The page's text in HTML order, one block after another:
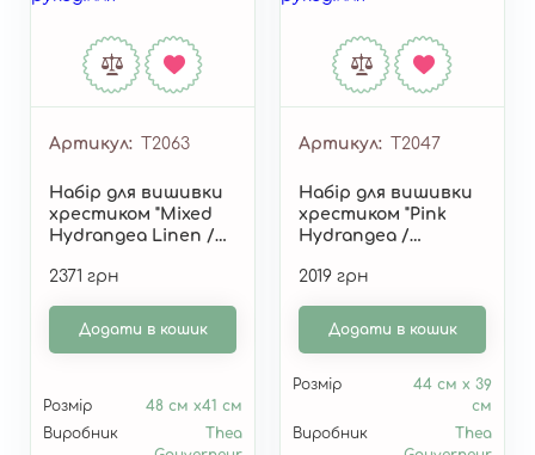
Артикул T2063
Набір для вишивки
хрестиком "Mixed
Hydrangea Linen /
2371 грн
Додати в кошик
Розмір
48 см x41 см
Виробник
Thea
Артикул T2047
Набір для вишивки
хрестиком "Pink
Hydrangea /
T2047
2019 грн
Додати в кошик
Розмір
44 см x 39
см
Виробник
Thea